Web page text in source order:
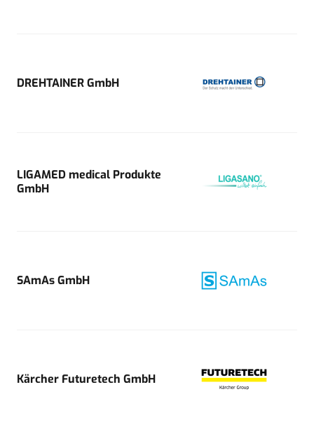
DREHTAINER GmbH
LIGAMED medical Produkte
GmbH
SAmAs GmbH
Kärcher Futuretech GmbH